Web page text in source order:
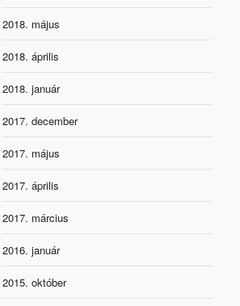
2018. május
2018. április
2018. január
2017. december
2017. május
2017. április
2017. március
2016. január
2015. október